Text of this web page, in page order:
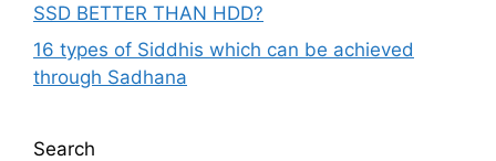
SSD BETTER THAN HDD?
16 types of Siddhis which can be achieved
through Sadhana
Search